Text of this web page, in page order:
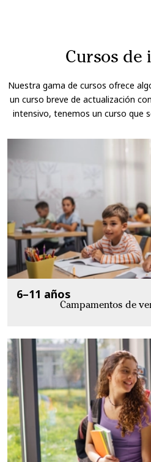
Cursos de
Nuestra gama de cursos ofrece
un curso breve de actualización
intensivo, tenemos un curso que
6–11 años
Campamentos de